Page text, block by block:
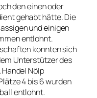
den einen oder
gehabt hätte. Die
und einigen
entlohnt.
konnten sich
Unterstützer des
Nölp
4 bis 6 wurden
entlohnt.